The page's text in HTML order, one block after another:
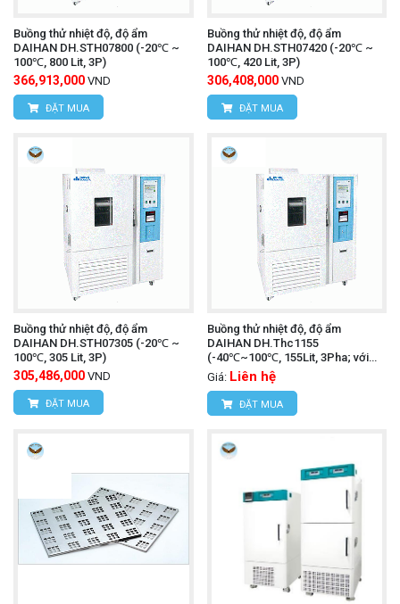
Buồng thử nhiệt độ, độ ẩm
DAIHAN DH.STH07800 (-20℃ ~
100℃, 800 Lit, 3P)
366,913,000 VND
ĐẶT MUA
Buồng thử nhiệt độ, độ ẩm
DAIHAN DH.STH07420 (-20℃ ~
100℃, 420 Lit, 3P)
306,408,000 VND
ĐẶT MUA
Buồng thử nhiệt độ, độ ẩm
DAIHAN DH.STH07305 (-20℃ ~
100℃, 305 Lit, 3P)
305,486,000 VND
ĐẶT MUA
Buồng thử nhiệt độ, độ ẩm
DAIHAN DH.Thc1155
(-40℃~100℃, 155Lit, 3Pha; với
IQ,OQ)
Giá: Liên hệ
ĐẶT MUA